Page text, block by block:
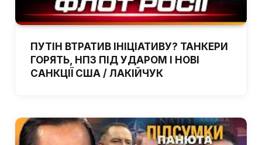
ПУТІН ВТРАТИВ ІНІЦІАТИВУ? ТАНКЕРИ
ГОРЯТЬ, НПЗ ПІД УДАРОМ І НОВІ
САНКЦІЇ США / ЛАКІЙЧУК